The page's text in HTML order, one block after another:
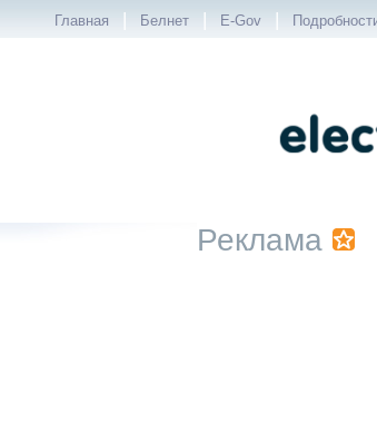
Главная | Белнет | E-Gov |
Реклама